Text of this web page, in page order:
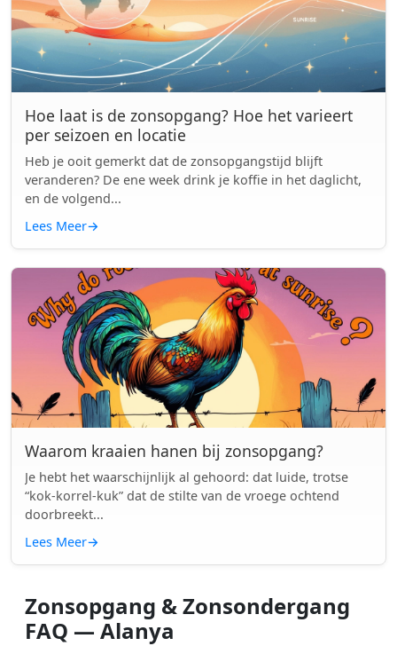
Hoe laat is de zonsopgang? Hoe het varieert
per seizoen en locatie
Heb je ooit gemerkt dat de zonsopgangstijd blijft
veranderen? De ene week drink je koffie in het daglicht,
en de volgend...
Lees Meer→
Waarom kraaien hanen bij zonsopgang?
Je hebt het waarschijnlijk al gehoord: dat luide, trotse
“kok-korrel-kuk” dat de stilte van de vroege ochtend
doorbreekt...
Lees Meer→
Zonsopgang & Zonsondergang
FAQ — Alanya